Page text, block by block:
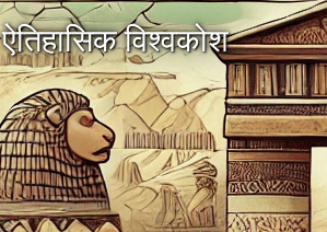
ऐतिहासिक विश्वकोश